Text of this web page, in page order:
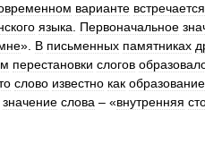
варианте встречается
языка Первоначальное
». В письменных памятниках
перестановки слогов
слово известно как образование
значение слова – «внутренняя